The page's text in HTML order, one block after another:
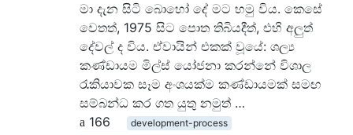
මා දැන සිටි බොහෝ දේ මට හමු විය. කෙසේ
වෙතත්, 1975 සිට පොත තිබියදීත්, එහි අලුත්
දේවල් ද විය. ඒවායින් එකක් වූයේ: ශල්‍ය
කණ්ඩායම මිල්ස් යෝජනා කරන්නේ විශාල
රැකියාවක සෑම අංශයක්ම කණ්ඩායමක් සමඟ
සම්බන්ධ කර ගත යුතු නමුත් …
166
development-process